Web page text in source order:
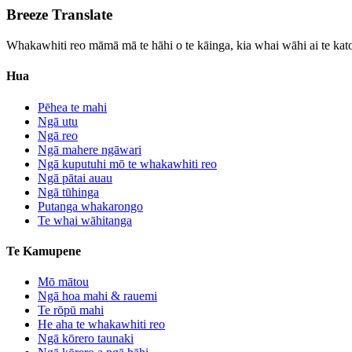
Breeze Translate
Whakawhiti reo māmā mā te hāhi o te kāinga, kia whai wāhi ai te
Hua
Pēhea te mahi
Ngā utu
Ngā reo
Ngā mahere ngāwari
Ngā kuputuhi mō te whakawhiti reo
Ngā pātai auau
Ngā tūhinga
Putanga whakarongo
Te whai wāhitanga
Te Kamupene
Mō mātou
Ngā hoa mahi & rauemi
Te rōpū mahi
He aha te whakawhiti reo
Ngā kōrero taunaki